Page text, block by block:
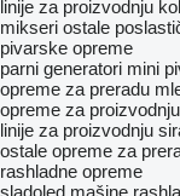
linije za proizvodnju
mikseri ostale
pivarske opreme
parni generatori mini
opreme za preradu
opreme za
linije za proizvodnju
ostale opreme za
rashladne opreme
sladoled mašine